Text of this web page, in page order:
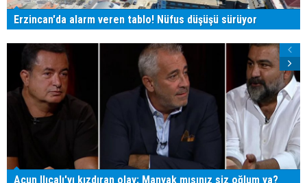
Erzincan'da alarm veren tablo! Nüfus düşüşü sürüyor
Acun Ilıcalı'yı kızdıran olay: Manyak mısınız siz oğlum ya?